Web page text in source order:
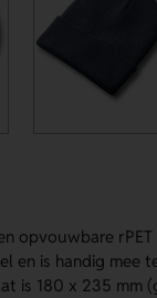
opvouwbare
en is handig mee
is 180 x 235 mm